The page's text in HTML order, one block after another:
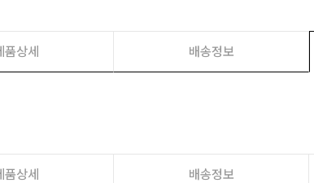
품상세 배송정보
품상세 배송정보